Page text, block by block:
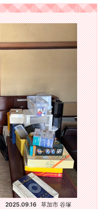
2025.09.16 草加市 谷塚